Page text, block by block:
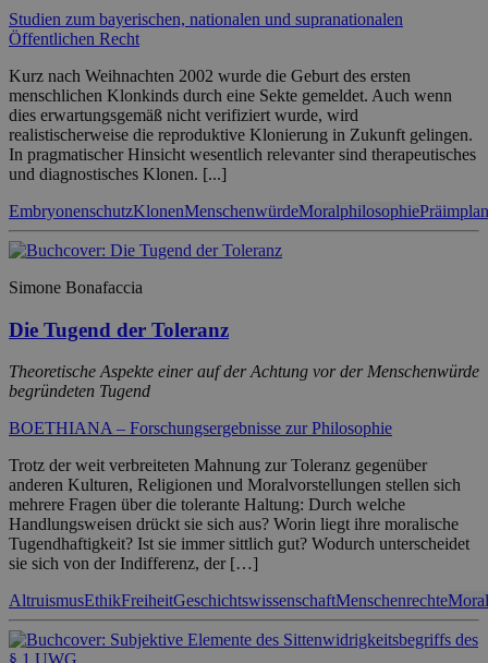
Studien zum bayerischen, nationalen und supranationalen
Öffentlichen Recht
Kurz nach Weihnachten 2002 wurde die Geburt des ersten
menschlichen Klonkinds durch eine Sekte gemeldet. Auch wenn
dies erwartungsgemäß nicht verifiziert wurde, wird
realistischerweise die reproduktive Klonierung in Zukunft gelingen.
In pragmatischer Hinsicht wesentlich relevanter sind therapeutisches
und diagnostisches Klonen. [...]
EmbryonenschutzKlonenMenschenwürdeMoralphilosophie
Simone Bonafaccia
Die Tugend der Toleranz
Theoretische Aspekte einer auf der Achtung vor der Menschenwürde
begründeten Tugend
BOETHIANA – Forschungsergebnisse zur Philosophie
Trotz der weit verbreiteten Mahnung zur Toleranz gegenüber
anderen Kulturen, Religionen und Moralvorstellungen stellen sich
mehrere Fragen über die tolerante Haltung: Durch welche
Handlungsweisen drückt sie sich aus? Worin liegt ihre moralische
Tugendhaftigkeit? Ist sie immer sittlich gut? Wodurch unterscheidet
sie sich von der Indifferenz, der […]
AltruismusEthikFreiheitGeschichtswissenschaftMenschenrechte